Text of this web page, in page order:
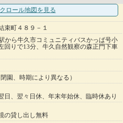
ロール地図 を見る
束町４８９－１
から牛久市コミュニティバスかっぱ号小
回りで13分、牛久自然観察の森正門下車
園、時期により異なる）
日、翌々日休、年末年始休、臨時休あり
の貸し出し無料